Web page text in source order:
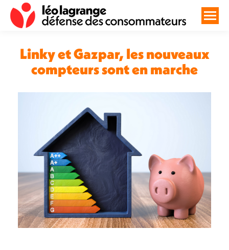
Linky et Gazpar, les nouveaux
compteurs sont en marche